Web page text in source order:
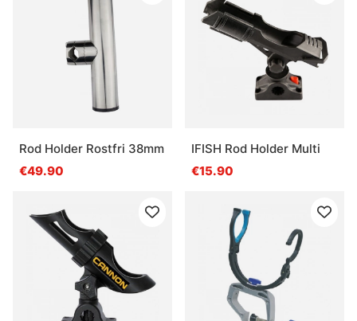
Rod Holder Rostfri 38mm
€49.90
IFISH Rod Holder Multi
€15.90